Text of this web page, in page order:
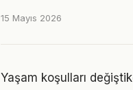
15 Mayıs 2026
Yaşam koşulları